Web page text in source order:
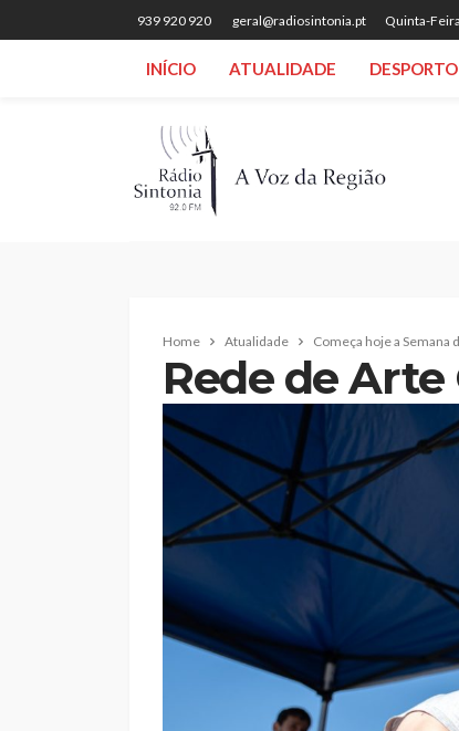
939 920 920 geral@radiosintonia.pt Quinta-
INÍCIO ATUALIDADE DESPORTO
Home Atualidade Começa hoje a Semana
Rede de